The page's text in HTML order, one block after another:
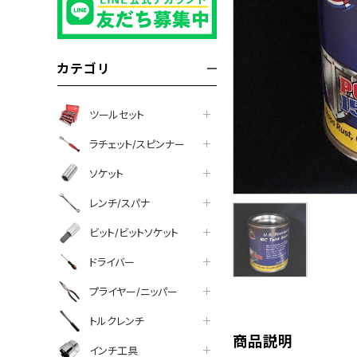
カテゴリ
ツールセット
ラチェット/スピンナー
ソケット
レンチ/スパナ
ビット/ビットソケット
ドライバー
プライヤー/ニッパー
トルクレンチ
インチ工具
facebook
line
商品説明